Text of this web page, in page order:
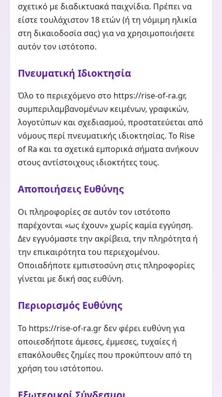
σχετικό με διαδικτυακά παιχνίδια. Πρέπει να
είστε τουλάχιστον 18 ετών (ή τη νόμιμη ηλικία
στη δικαιοδοσία σας) για να χρησιμοποιήσετε
αυτόν τον ιστότοπο.
Πνευματική Ιδιοκτησία
Όλο το περιεχόμενο στο https://rise-of-ra.gr,
συμπεριλαμβανομένων κειμένων, γραφικών,
λογοτύπων και σχεδιασμού, προστατεύεται από
νόμους περί πνευματικής ιδιοκτησίας. Το Rise
of Ra και τα σχετικά εμπορικά σήματα ανήκουν
στους αντίστοιχους ιδιοκτήτες τους.
Αποποιήσεις Ευθύνης
Οι πληροφορίες σε αυτόν τον ιστότοπο
παρέχονται «ως έχουν» χωρίς καμία εγγύηση.
Δεν εγγυόμαστε την ακρίβεια, την πληρότητα ή
την επικαιρότητα του περιεχομένου.
Οποιαδήποτε εμπιστοσύνη στις πληροφορίες
γίνεται με δική σας ευθύνη.
Περιορισμός Ευθύνης
Το https://rise-of-ra.gr δεν φέρει ευθύνη για
οποιεσδήποτε άμεσες, έμμεσες, τυχαίες ή
επακόλουθες ζημίες που προκύπτουν από τη
χρήση του ιστότοπου.